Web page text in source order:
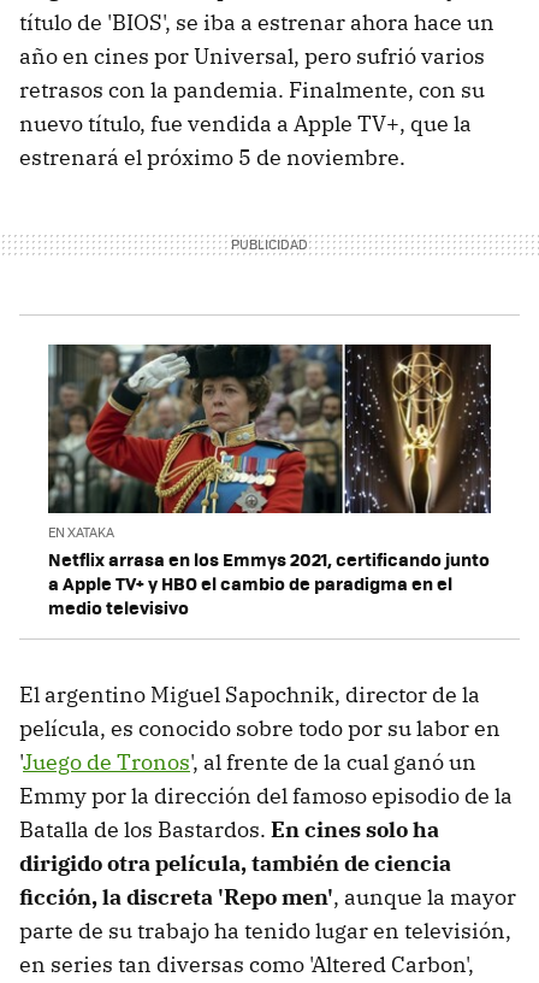
título de 'BIOS', se iba a estrenar ahora hace un
año en cines por Universal, pero sufrió varios
retrasos con la pandemia. Finalmente, con su
nuevo título, fue vendida a Apple TV+, que la
estrenará el próximo 5 de noviembre.
EN XATAKA
Netflix arrasa en los Emmys 2021, certificando junto
a Apple TV+ y HBO el cambio de paradigma en el
medio televisivo
El argentino Miguel Sapochnik, director de la
película, es conocido sobre todo por su labor en
'Juego de Tronos', al frente de la cual ganó un
Emmy por la dirección del famoso episodio de la
Batalla de los Bastardos. En cines solo ha
dirigido otra película, también de ciencia
ficción, la discreta 'Repo men', aunque la mayor
parte de su trabajo ha tenido lugar en televisión,
en series tan diversas como 'Altered Carbon',